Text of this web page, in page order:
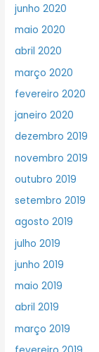
junho 2020
maio 2020
abril 2020
março 2020
fevereiro 2020
janeiro 2020
dezembro 2019
novembro 2019
outubro 2019
setembro 2019
agosto 2019
julho 2019
junho 2019
maio 2019
abril 2019
março 2019